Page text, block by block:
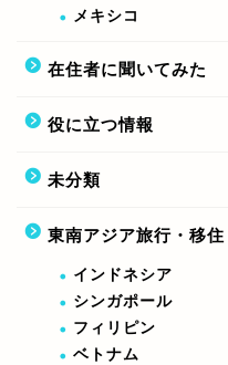
メキシコ
在住者に聞いてみた
役に立つ情報
未分類
東南アジア旅行・移住
インドネシア
シンガポール
フィリピン
ベトナム